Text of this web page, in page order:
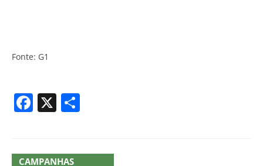
Fonte: G1
Facebook
X
CAMPANHAS